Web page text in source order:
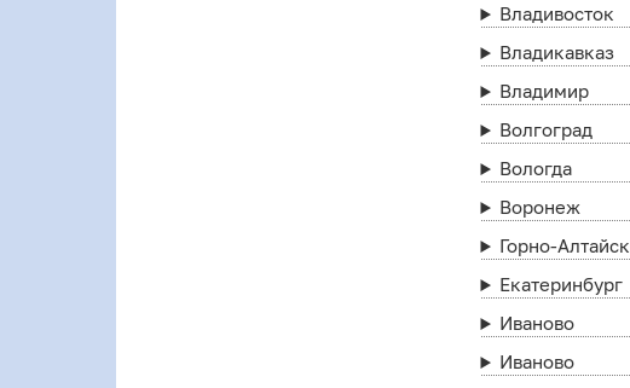
Владивосток
Владикавказ
Владимир
Волгоград
Вологда
Воронеж
Горно-Алтайск
Екатеринбург
Иваново
Иваново